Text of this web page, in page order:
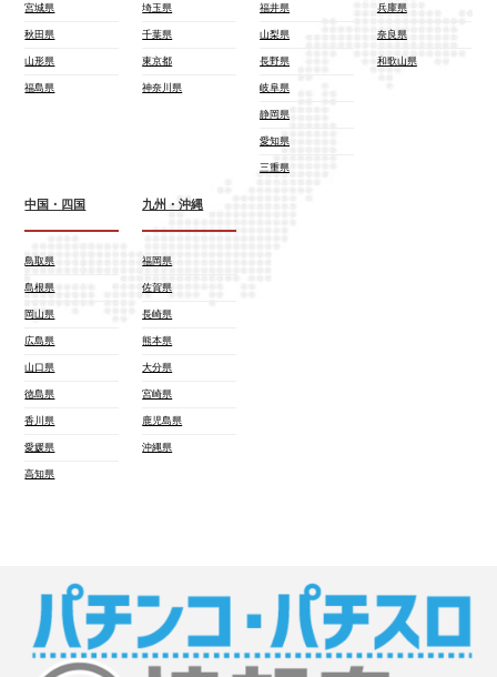
宮城県
秋田県
山形県
福島県
埼玉県
千葉県
東京都
神奈川県
福井県
山梨県
長野県
岐阜県
静岡県
愛知県
三重県
兵庫県
奈良県
和歌山県
中国・四国
鳥取県
島根県
岡山県
広島県
山口県
徳島県
香川県
愛媛県
高知県
九州・沖縄
福岡県
佐賀県
長崎県
熊本県
大分県
宮崎県
鹿児島県
沖縄県